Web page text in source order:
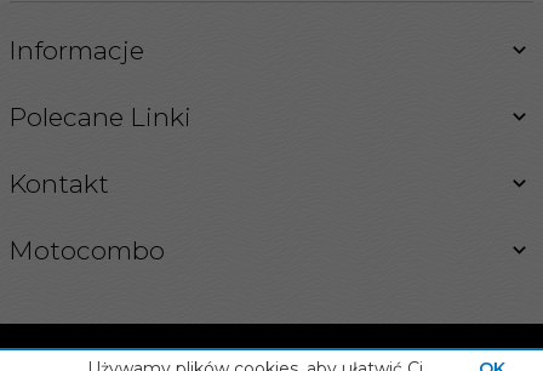
Informacje
Polecane Linki
Kontakt
Motocombo